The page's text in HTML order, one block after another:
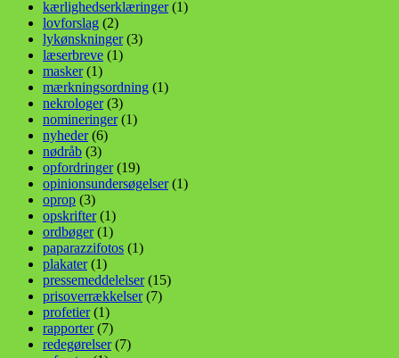
kærlighedserklæringer(1)
lovforslag (2)
lykønskninger(3)
læserbreve (1)
masker(1)
mærkningsordning (1)
nekrologer(3)
nomineringer(1)
nyheder(6)
nødråb (3)
opfordringer(19)
opinionsundersøgelser(1)
oprop (3)
opskrifter(1)
ordbøger(1)
paparazzifotos (1)
plakater(1)
pressemeddelelser(15)
prisoverrækkelser(7)
profetier(1)
rapporter(7)
redegørelser(7)